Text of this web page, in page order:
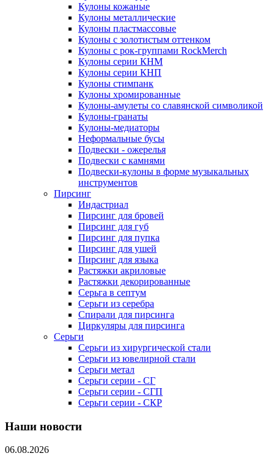
Кулоны кожаные
Кулоны металлические
Кулоны пластмассовые
Кулоны с золотистым оттенком
Кулоны с рок-группами RockMerch
Кулоны серии КНМ
Кулоны серии КНП
Кулоны стимпанк
Кулоны хромированные
Кулоны-амулеты со славянской символикой
Кулоны-гранаты
Кулоны-медиаторы
Неформальные бусы
Подвески - ожерелья
Подвески с камнями
Подвески-кулоны в форме музыкальных
инструментов
Пирсинг
Индастриал
Пирсинг для бровей
Пирсинг для губ
Пирсинг для пупка
Пирсинг для ушей
Пирсинг для языка
Растяжки акриловые
Растяжки декорированные
Серьга в септум
Серьги из серебра
Спирали для пирсинга
Циркуляры для пирсинга
Серьги
Серьги из хирургической стали
Серьги из ювелирной стали
Серьги метал
Серьги серии - СГ
Серьги серии - СГП
Серьги серии - СКР
Наши новости
06.08.2026